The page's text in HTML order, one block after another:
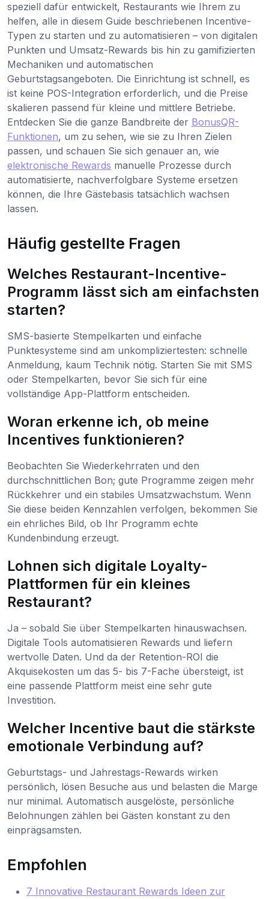
speziell dafür entwickelt, Restaurants wie Ihrem zu
helfen, alle in diesem Guide beschriebenen Incentive-
Typen zu starten und zu automatisieren – von digitalen
Punkten und Umsatz-Rewards bis hin zu gamifizierten
Mechaniken und automatischen
Geburtstagsangeboten. Die Einrichtung ist schnell, es
ist keine POS-Integration erforderlich, und die Preise
skalieren passend für kleine und mittlere Betriebe.
Entdecken Sie die ganze Bandbreite der BonusQR-
Funktionen, um zu sehen, wie sie zu Ihren Zielen
passen, und schauen Sie sich genauer an, wie
elektronische Rewards manuelle Prozesse durch
automatisierte, nachverfolgbare Systeme ersetzen
können, die Ihre Gästebasis tatsächlich wachsen
lassen.
Häufig gestellte Fragen
Welches Restaurant-Incentive-
Programm lässt sich am einfachsten
starten?
SMS-basierte Stempelkarten und einfache
Punktesysteme sind am unkompliziertesten: schnelle
Anmeldung, kaum Technik nötig. Starten Sie mit SMS
oder Stempelkarten, bevor Sie sich für eine
vollständige App-Plattform entscheiden.
Woran erkenne ich, ob meine
Incentives funktionieren?
Beobachten Sie Wiederkehrraten und den
durchschnittlichen Bon; gute Programme zeigen mehr
Rückkehrer und ein stabiles Umsatzwachstum. Wenn
Sie diese beiden Kennzahlen verfolgen, bekommen Sie
ein ehrliches Bild, ob Ihr Programm echte
Kundenbindung erzeugt.
Lohnen sich digitale Loyalty-
Plattformen für ein kleines
Restaurant?
Ja – sobald Sie über Stempelkarten hinauswachsen.
Digitale Tools automatisieren Rewards und liefern
wertvolle Daten. Und da der Retention-ROI die
Akquisekosten um das 5- bis 7-Fache übersteigt, ist
eine passende Plattform meist eine sehr gute
Investition.
Welcher Incentive baut die stärkste
emotionale Verbindung auf?
Geburtstags- und Jahrestags-Rewards wirken
persönlich, lösen Besuche aus und belasten die Marge
nur minimal. Automatisch ausgelöste, persönliche
Belohnungen zählen bei Gästen konstant zu den
einprägsamsten.
Empfohlen
7 Innovative Restaurant Rewards Ideen zur